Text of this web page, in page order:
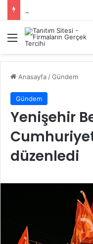
Menü
Anasayfa /Gündem
Gündem
Yenişehir
düzenledi